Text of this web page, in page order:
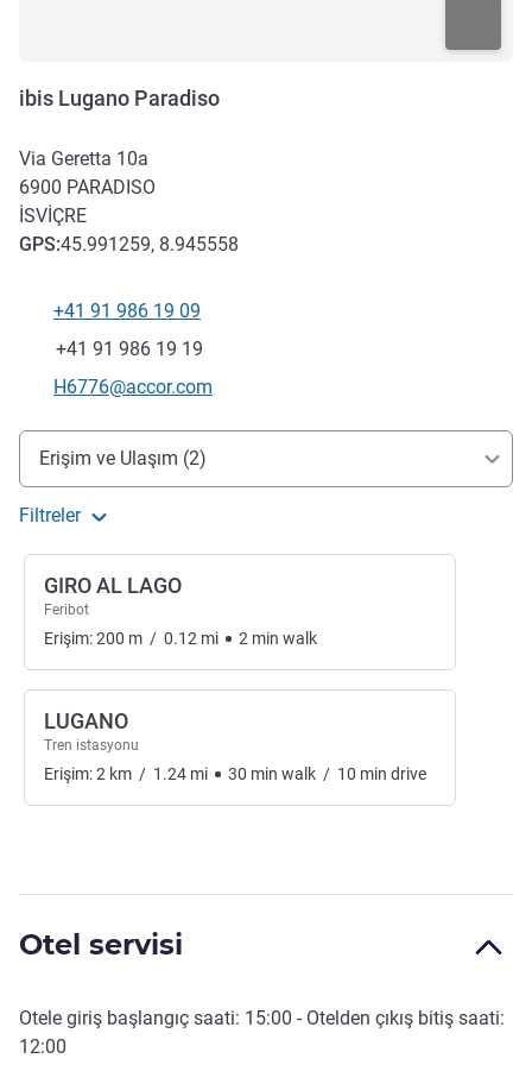
ibis Lugano Paradiso
Via Geretta 10a
6900 PARADISO
İSVIÇRE
GPS:45.991259, 8.945558
Telefon
+41 91 986 19 09
Faks
+41 91 986 19 19
İletişim için e-posta
H6776@accor.com
Erişim ve ulaşım
Erişim ve Ulaşım (2)
Filtreler
GIRO AL LAGO
Feribot
Erişim:200 m / 0.12 mi 2 min walk
LUGANO
Tren istasyonu
Erişim:2 km / 1.24 mi 30 min walk / 10 min drive
Otel servisi
Otele giriş başlangıç saati: 15:00 - Otelden çıkış bitiş saati:
12:00